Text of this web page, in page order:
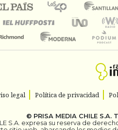
legal Política de privacidad
© PRISA MEDIA CHILE S.A.
S.A. expresa su reserva de